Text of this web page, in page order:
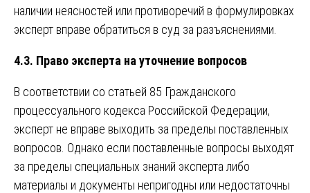
наличии неясностей или противоречий в формулировках
эксперт вправе обратиться в суд за разъяснениями.
4.3. Право эксперта на уточнение вопросов
В соответствии со статьей 85 Гражданского
процессуального кодекса Российской Федерации,
эксперт не вправе выходить за пределы поставленных
вопросов. Однако если поставленные вопросы выходят
за пределы специальных знаний эксперта либо
материалы и документы непригодны или недостаточны